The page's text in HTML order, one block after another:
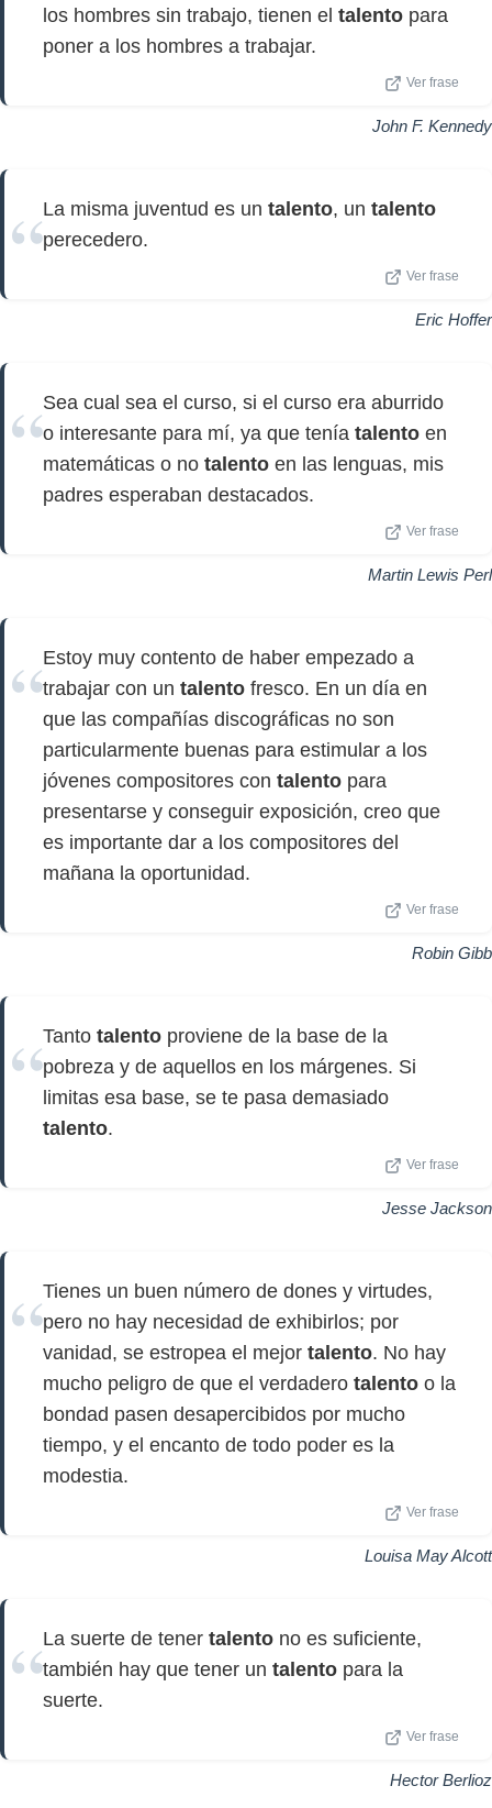
los hombres sin trabajo, tienen el talento para
poner a los hombres a trabajar.
Ver frase
John F. Kennedy
La misma juventud es un talento, un talento
perecedero.
Ver frase
Eric Hoffer
Sea cual sea el curso, si el curso era aburrido
o interesante para mí, ya que tenía talento en
matemáticas o no talento en las lenguas, mis
padres esperaban destacados.
Ver frase
Martin Lewis Perl
Estoy muy contento de haber empezado a
trabajar con un talento fresco. En un día en
que las compañías discográficas no son
particularmente buenas para estimular a los
jóvenes compositores con talento para
presentarse y conseguir exposición, creo que
es importante dar a los compositores del
mañana la oportunidad.
Ver frase
Robin Gibb
Tanto talento proviene de la base de la
pobreza y de aquellos en los márgenes. Si
limitas esa base, se te pasa demasiado
talento.
Ver frase
Jesse Jackson
Tienes un buen número de dones y virtudes,
pero no hay necesidad de exhibirlos; por
vanidad, se estropea el mejor talento. No hay
mucho peligro de que el verdadero talento o la
bondad pasen desapercibidos por mucho
tiempo, y el encanto de todo poder es la
modestia.
Ver frase
Louisa May Alcott
La suerte de tener talento no es suficiente,
también hay que tener un talento para la
suerte.
Ver frase
Hector Berlioz